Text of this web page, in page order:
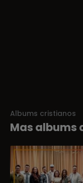
Albums cristianos
Mas albums